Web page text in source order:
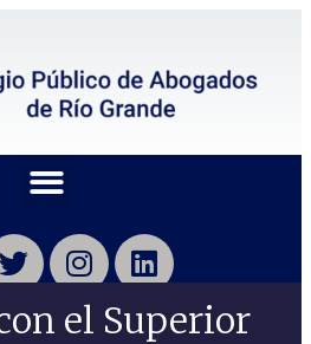
el Superior